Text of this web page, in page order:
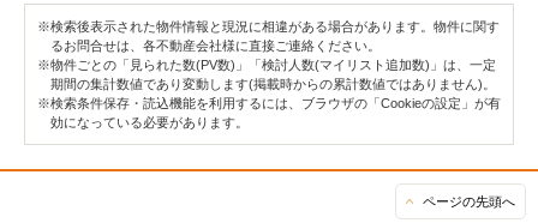
※検索後表示された物件情報と現況に相違がある場合があります。物件に関す
るお問合せは、各不動産会社様に直接ご連絡ください。
※物件ごとの「見られた数(PV数)」「検討人数(マイリスト追加数)」は、一定
期間の集計数値であり変動します(掲載時からの累計数値ではありません)。
※検索条件保存・読込機能を利用するには、ブラウザの「Cookieの設定」が有
効になっている必要があります。
ページの先頭へ